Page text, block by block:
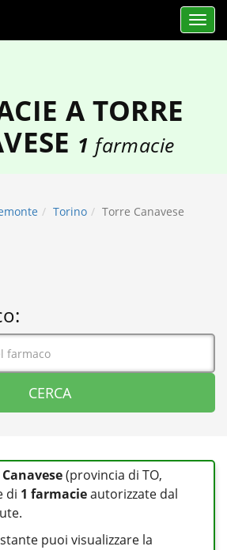
Apri
A TORRE
1 farmacie
Torino Torre Canavese
(provincia di TO,
di 1 farmacieautorizzate dal
puoi visualizzare la